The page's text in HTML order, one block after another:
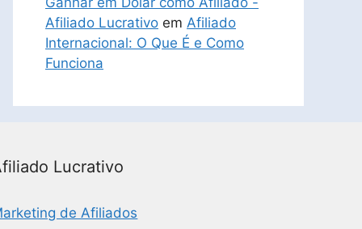
Afiliado Lucrativo em Afiliado
Internacional: O Que É e Como
Funciona
Lucrativo
de Afiliados